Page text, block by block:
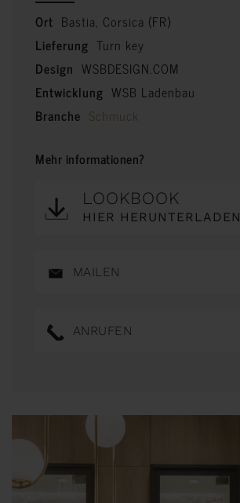
Ort Bastia, Corsica (FR)
Lieferung Turn key
Design WSBDESIGN.COM
Entwicklung WSB Ladenbau
Branche Schmuck
Mehr informationen?
LOOKBOOK
HIER HERUNTERLADEN
MAILEN
ANRUFEN